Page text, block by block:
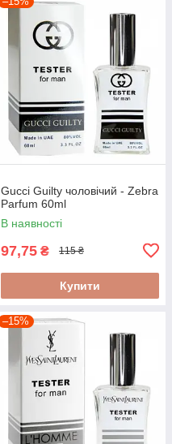
Gucci Guilty чоловічий - Zebra
Parfum 60ml
В наявності
97,75 ₴ 115 ₴
Купити
–15%